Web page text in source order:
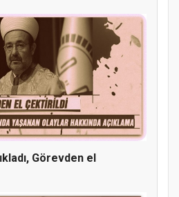
Dini Bilgiler Sınavı
Görevden el